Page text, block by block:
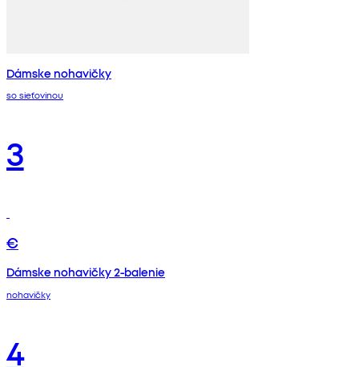
Dámske nohavičky
so sieťovinou
3
€
Dámske nohavičky 2-balenie
nohavičky
4